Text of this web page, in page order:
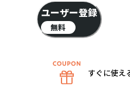
ユーザー登録
無料
すぐに使え